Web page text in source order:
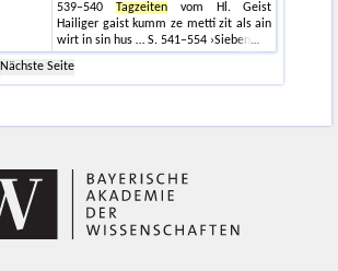
539–540
Tagzeiten vom Hl. Geist
Hailiger gaist kumm ze metti zit als ain
wirt in sin hus … S. 541–554 ›Sieben
Nächste Seite